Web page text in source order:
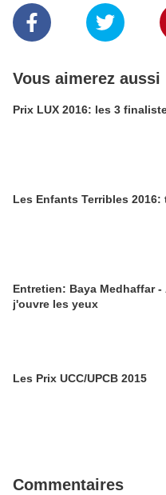
Vous aimerez aussi
Prix LUX 2016: les 3
Les Enfants Terribles
Entretien: Baya Medhaffar -
j'ouvre les yeux
Les Prix UCC/UPCB 2015
Commentaires